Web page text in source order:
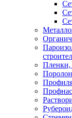
Пленки,
Поролон